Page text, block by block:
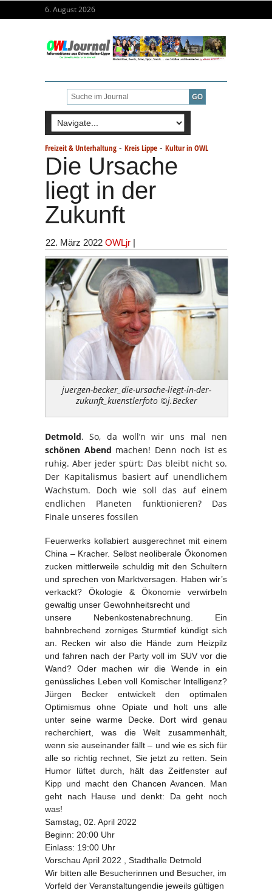
6. August 2026
Freizeit & Unterhaltung - Kreis Lippe - Kultur in OWL
Die Ursache
liegt in der
Zukunft
22. März 2022 OWLjr |
juergen-becker_die-ursache-liegt-in-der-
zukunft_kuenstlerfoto ©j.Becker
Detmold. So, da woll’n wir uns mal nen
schönen Abend machen! Denn noch ist es
ruhig. Aber jeder spürt: Das bleibt nicht so.
Der Kapitalismus basiert auf unendlichem
Wachstum. Doch wie soll das auf einem
endlichen Planeten funktionieren? Das
Finale unseres fossilen
Feuerwerks kollabiert ausgerechnet mit einem
China – Kracher. Selbst neoliberale Ökonomen
zucken mittlerweile schuldig mit den Schultern
und sprechen von Marktversagen. Haben wir’s
verkackt? Ökologie & Ökonomie verwirbeln
gewaltig unser Gewohnheitsrecht und
unsere Nebenkostenabrechnung. Ein
bahnbrechend zorniges Sturmtief kündigt sich
an. Recken wir also die Hände zum Heizpilz
und fahren nach der Party voll im SUV vor die
Wand? Oder machen wir die Wende in ein
genüssliches Leben voll Komischer Intelligenz?
Jürgen Becker entwickelt den optimalen
Optimismus ohne Opiate und holt uns alle
unter seine warme Decke. Dort wird genau
recherchiert, was die Welt zusammenhält,
wenn sie auseinander fällt – und wie es sich für
alle so richtig rechnet, Sie jetzt zu retten. Sein
Humor lüftet durch, hält das Zeitfenster auf
Kipp und macht den Chancen Avancen. Man
geht nach Hause und denkt: Da geht noch
was!
Samstag, 02. April 2022
Beginn: 20:00 Uhr
Einlass: 19:00 Uhr
Vorschau April 2022 , Stadthalle Detmold
Wir bitten alle Besucherinnen und Besucher, im
Vorfeld der Veranstaltungendie jeweils gültigen